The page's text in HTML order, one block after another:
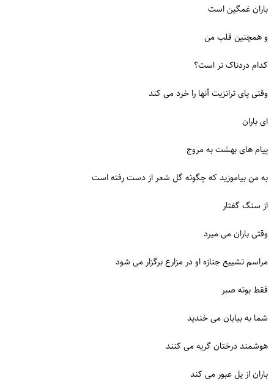
باران غمگین است
و همچنین قلب من
کدام دردناک تر است؟
وقتی پای ترانزیت آنها را خرد می کند
ای باران
پیام های بهشت ​​به مروج
به من بیاموزید که چگونه گل شعر از دست رفته است
از سنگ گفتار
وقتی باران می میرد
مراسم تشییع جنازه او در مزارع برگزار می شود
فقط بوته صبر
شما به بیابان می خندید
هوشمند درختان گریه می کنند
باران از پل عبور می کند